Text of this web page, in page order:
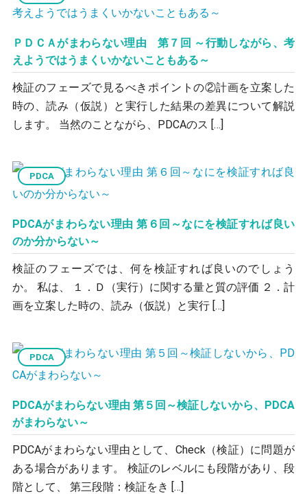
ＰＤＣＡがまわらない理由 第７回 ～行動しながら、考
えようではうまくいかないこともある～
検証のフェーズで見るべきポイントの②計画を立案した
時の、読み（仮説）と実行した結果の差異について解説
します。 当然のことながら、PDCAのス […]
PDCA
PDCAがまわらない理由 第６回～なにを検証すれば良い
のか分からない～
検証のフェーズでは、何を検証すれば良いのでしょう
か。 私は、 １．Ｄ（実行）に関する量と質の評価 ２．計
画を立案した時の、読み（仮説）と実行 […]
PDCA
PDCAがまわらない理由 第５回～検証しないから、PDCA
がまわらない～
PDCAがまわらない理由として、Check（検証）に問題が
ある場合があります。 検証のレベルにも段階があり、段
階として、 第三段階：検証をき […]